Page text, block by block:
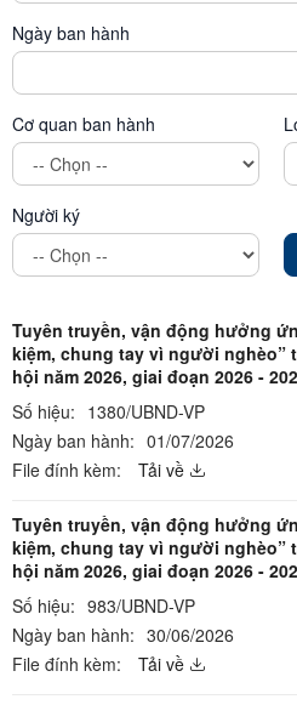
Ngày ban hành
Cơ quan ban hành
Người ký
Tuyên truyền, vận động hưởng
kiệm, chung tay vì người nghèo”
hội năm 2026, giai đoạn 2026 -
Số hiệu: 1380/UBND-VP
Ngày ban hành: 01/07/2026
File đính kèm:
Tải về
Tuyên truyền, vận động hưởng
kiệm, chung tay vì người nghèo”
hội năm 2026, giai đoạn 2026 -
Số hiệu: 983/UBND-VP
Ngày ban hành: 30/06/2026
File đính kèm:
Tải về